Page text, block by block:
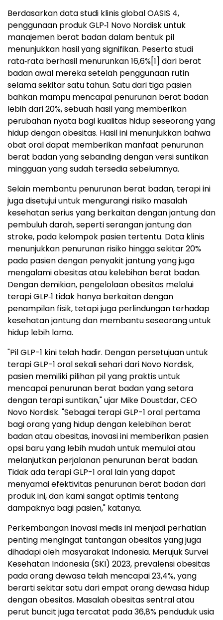
Berdasarkan data studi klinis global OASIS 4,
penggunaan produk GLP‑1 Novo Nordisk untuk
manajemen berat badan dalam bentuk pil
menunjukkan hasil yang signifikan. Peserta studi
rata‑rata berhasil menurunkan 16,6%[1] dari berat
badan awal mereka setelah penggunaan rutin
selama sekitar satu tahun. Satu dari tiga pasien
bahkan mampu mencapai penurunan berat badan
lebih dari 20%, sebuah hasil yang memberikan
perubahan nyata bagi kualitas hidup seseorang yang
hidup dengan obesitas. Hasil ini menunjukkan bahwa
obat oral dapat memberikan manfaat penurunan
berat badan yang sebanding dengan versi suntikan
mingguan yang sudah tersedia sebelumnya.
Selain membantu penurunan berat badan, terapi ini
juga disetujui untuk mengurangi risiko masalah
kesehatan serius yang berkaitan dengan jantung dan
pembuluh darah, seperti serangan jantung dan
stroke, pada kelompok pasien tertentu. Data klinis
menunjukkan penurunan risiko hingga sekitar 20%
pada pasien dengan penyakit jantung yang juga
mengalami obesitas atau kelebihan berat badan.
Dengan demikian, pengelolaan obesitas melalui
terapi GLP‑1 tidak hanya berkaitan dengan
penampilan fisik, tetapi juga perlindungan terhadap
kesehatan jantung dan membantu seseorang untuk
hidup lebih lama.
"Pil GLP-1 kini telah hadir. Dengan persetujuan untuk
terapi GLP-1 oral sekali sehari dari Novo Nordisk,
pasien memiliki pilihan pil yang praktis untuk
mencapai penurunan berat badan yang setara
dengan terapi suntikan," ujar Mike Doustdar, CEO
Novo Nordisk. "Sebagai terapi GLP-1 oral pertama
bagi orang yang hidup dengan kelebihan berat
badan atau obesitas, inovasi ini memberikan pasien
opsi baru yang lebih mudah untuk memulai atau
melanjutkan perjalanan penurunan berat badan.
Tidak ada terapi GLP-1 oral lain yang dapat
menyamai efektivitas penurunan berat badan dari
produk ini, dan kami sangat optimis tentang
dampaknya bagi pasien," katanya.
Perkembangan inovasi medis ini menjadi perhatian
penting mengingat tantangan obesitas yang juga
dihadapi oleh masyarakat Indonesia. Merujuk Survei
Kesehatan Indonesia (SKI) 2023, prevalensi obesitas
pada orang dewasa telah mencapai 23,4%, yang
berarti sekitar satu dari empat orang dewasa hidup
dengan obesitas. Masalah obesitas sentral atau
perut buncit juga tercatat pada 36,8% penduduk usia